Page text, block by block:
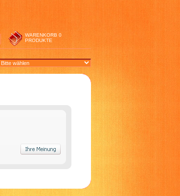
WARENKORB 0
PRODUKTE